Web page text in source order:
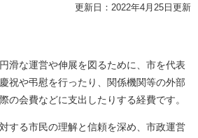
更新日：2022年4月25日更新
滑な運営や伸展を図るために、市を代表
祝や弔慰を行ったり、関係機関等の外部
の会費などに支出したりする経費です。
する市民の理解と信頼を深め、市政運営